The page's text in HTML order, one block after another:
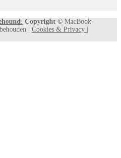
Copyright © MacBook-
| Cookies & Privacy |